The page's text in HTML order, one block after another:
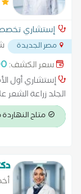
إستشاري
مصر الجديدة
سعر الكشف:
إستشاري أول
الجلد زراعة الشعر
التجاعيد علاج
الصلع علاج الصلع
الكيس الدهني
متاح النهاردة من